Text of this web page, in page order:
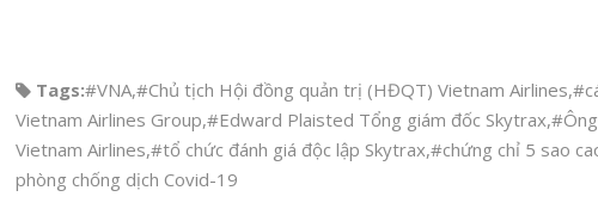
Tags:#VNA,#Chủ tịch Hội đồng quản trị (HĐQT) Vietnam Airlines,
Vietnam Airlines Group,#Edward Plaisted Tổng giám đốc Skytrax,
Vietnam Airlines,#tổ chức đánh giá độc lập Skytrax,#chứng chỉ 5 sao
phòng chống dịch Covid-19